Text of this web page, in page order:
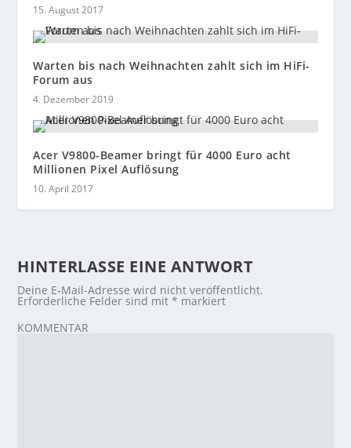
15. August 2017
Warten bis nach Weihnachten zahlt sich im HiFi-
Forum aus
4. Dezember 2019
Acer V9800-Beamer bringt für 4000 Euro acht
Millionen Pixel Auflösung
10. April 2017
HINTERLASSE EINE ANTWORT
Deine E-Mail-Adresse wird nicht veröffentlicht.
Erforderliche Felder sind mit* markiert
KOMMENTAR